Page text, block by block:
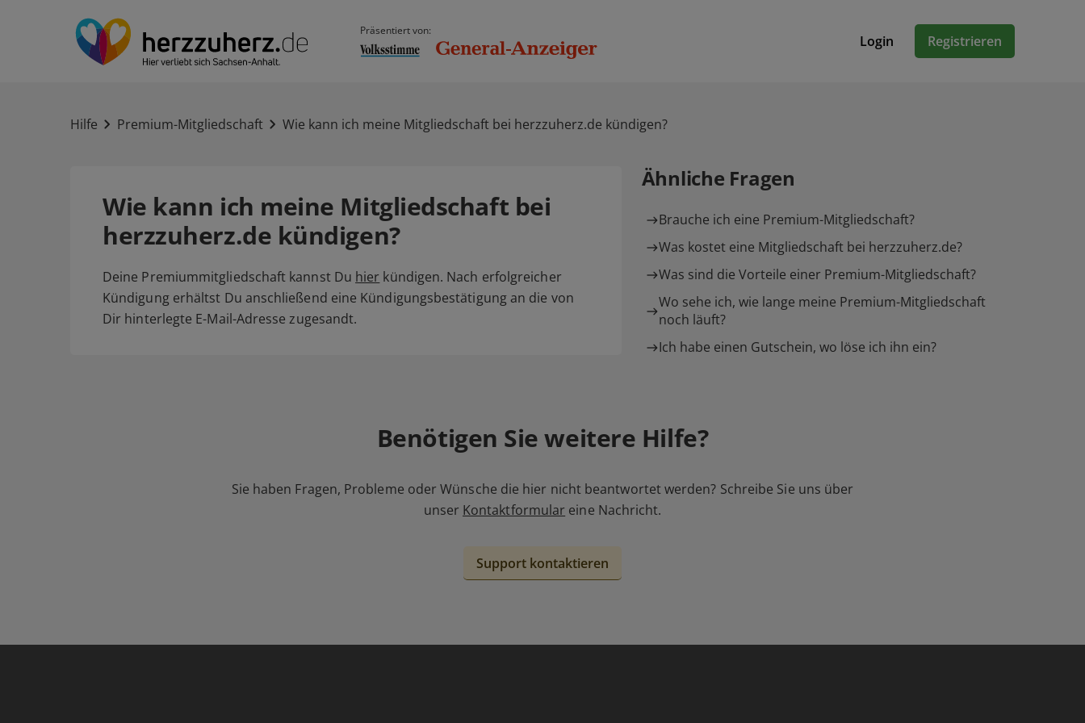
Präsentiert von:
Login Registrieren
Hilfe Premium-Mitgliedschaft Wie kann ich meine Mitgliedschaft bei herzzuherz.de kündigen?
Wie kann ich meine Mitgliedschaft bei
herzzuherz.de kündigen?
Deine Premiummitgliedschaft kannst Du hier kündigen. Nach erfolgreicher
Kündigung erhältst Du anschließend eine Kündigungsbestätigung an die von
Dir hinterlegte E-Mail-Adresse zugesandt.
Ähnliche Fragen
Brauche ich eine Premium-Mitgliedschaft?
Was kostet eine Mitgliedschaft bei herzzuherz.de?
Was sind die Vorteile einer Premium-Mitgliedschaft?
Wo sehe ich, wie lange meine Premium-Mitgliedschaft
noch läuft?
Ich habe einen Gutschein, wo löse ich ihn ein?
Benötigen Sie weitere Hilfe?
Sie haben Fragen, Probleme oder Wünsche die hier nicht beantwortet werden? Schreibe Sie uns über
unser Kontaktformular eine Nachricht.
Support kontaktieren